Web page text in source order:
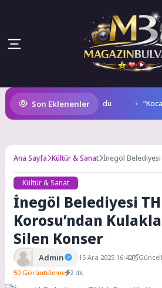
Son Eklenenler
TEAM GOAT Oldu
Ana Sayfa Kültür & Sanat İnegöl
Kültür & Sanat
İnegöl Belediyesi
Korosu’ndan
Silen Konser
Admin 15 Ara 2025 16:42
50 Görüntüleme 2 dk.